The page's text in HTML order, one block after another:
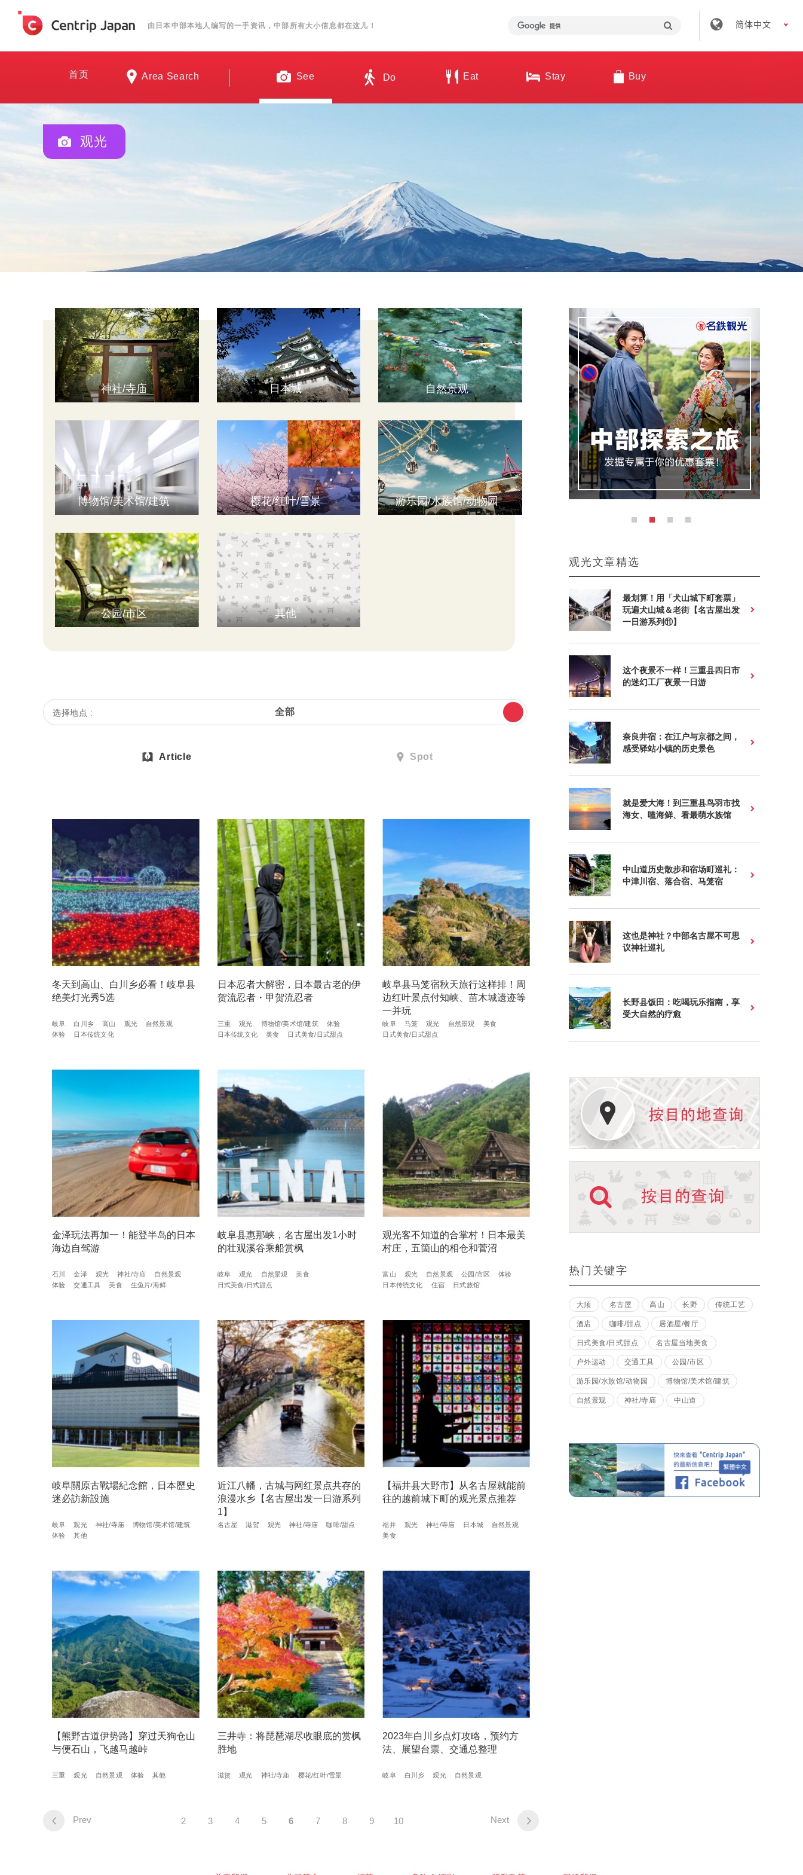
由日本中部本地人编写的一手资讯，中部所有大小信息都在这儿！ 简体中文
首页 Area Search See Do Eat Stay Buy
观光
神社/寺庙 日本城 自然景观
博物馆/美术馆/建筑 樱花/红叶/雪景 游乐园/水族馆/动物园
公园/市区 其他
选择地点 : 全部
Article Spot
冬天到高山、白川乡必看！岐阜县
绝美灯光秀5选
岐阜 白川乡 高山 观光
自然景观
体验
日本传统文化
日本忍者大解密，日本最古老的伊
贺流忍者・甲贺流忍者
三重 观光 博物馆/美术馆/建筑
体验
日本传统文化
美食 日式美食/日式甜点
岐阜县马笼宿秋天旅行这样排！周
边红叶景点付知峡、苗木城遗迹等
一并玩
岐阜 马笼 观光 自然景观
美食
日式美食/日式甜点
金泽玩法再加一！能登半岛的日本
海边自驾游
石川 金泽 观光 神社/寺庙
自然景观
体验
交通工具 美食 生鱼片/海鲜
岐阜县惠那峡，名古屋出发1小时
的壮观溪谷乘船赏枫
岐阜 观光 自然景观
美食
日式美食/日式甜点
观光客不知道的合掌村！日本最美
村庄，五箇山的相仓和菅沼
富山 观光 自然景观 公园/市区
体验
日本传统文化
住宿 日式旅馆
岐阜關原古戰場紀念館，日本歷史
迷必訪新設施
岐阜 观光 神社/寺庙
博物馆/美术馆/建筑
体验
其他
近江八幡，古城与网红景点共存的
浪漫水乡【名古屋出发一日游系列
1】
名古屋 滋贺 观光 神社/寺庙 咖啡/甜点
【福井县大野市】从名古屋就能前
往的越前城下町的观光景点推荐
福井 观光 神社/寺庙 日本城
自然景观
美食
【熊野古道伊势路】穿过天狗仓山
与便石山，飞越马越峠
三重 观光 自然景观 体验 其他
三井寺：将琵琶湖尽收眼底的赏枫
胜地
滋贺 观光 神社/寺庙 樱花/红叶/雪景
2023年白川乡点灯攻略，预约方
法、展望台票、交通总整理
岐阜 白川乡 观光 自然景观
Prev 2 3 4 5 6 7 8 9 10 Next
观光文章精选
最划算！用「犬山城下町套票」
玩遍犬山城＆老街【名古屋出发
一日游系列⑪】
这个夜景不一样！三重县四日市
的迷幻工厂夜景一日游
奈良井宿：在江户与京都之间，
感受驿站小镇的历史景色
就是爱大海！到三重县鸟羽市找
海女、嗑海鲜、看最萌水族馆
中山道历史散步和宿场町巡礼：
中津川宿、落合宿、马笼宿
这也是神社？中部名古屋不可思
议神社巡礼
长野县饭田：吃喝玩乐指南，享
受大自然的疗愈
热门关键字
大须 名古屋 高山 长野 传统工艺
酒店 咖啡/甜点 居酒屋/餐厅
日式美食/日式甜点 名古屋当地美食
户外运动 交通工具 公园/市区
游乐园/水族馆/动物园 博物馆/美术馆/建筑
自然景观 神社/寺庙 中山道